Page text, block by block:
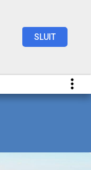
SLUIT